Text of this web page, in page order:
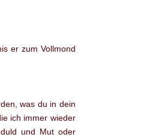
er zum Vollmond
was du in dein
ich immer wieder
und Mut oder